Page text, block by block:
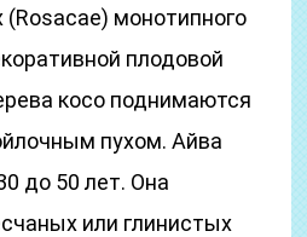
монотипного
плодовой
косо поднимаются
пухом. Айва
до 50 лет. Она
или глинистых